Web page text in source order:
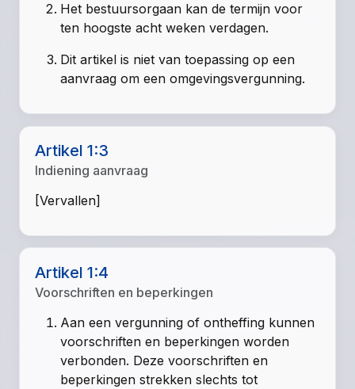
Het bestuursorgaan kan de termijn voor
ten hoogste acht weken verdagen.
Dit artikel is niet van toepassing op een
aanvraag om een omgevingsvergunning.
Artikel 1:3
Indiening aanvraag
[Vervallen]
Artikel 1:4
Voorschriften en beperkingen
Aan een vergunning of ontheffing kunnen
voorschriften en beperkingen worden
verbonden. Deze voorschriften en
beperkingen strekken slechts tot